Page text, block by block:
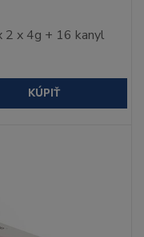
2 x 4g + 16 kanyl
KÚPIŤ